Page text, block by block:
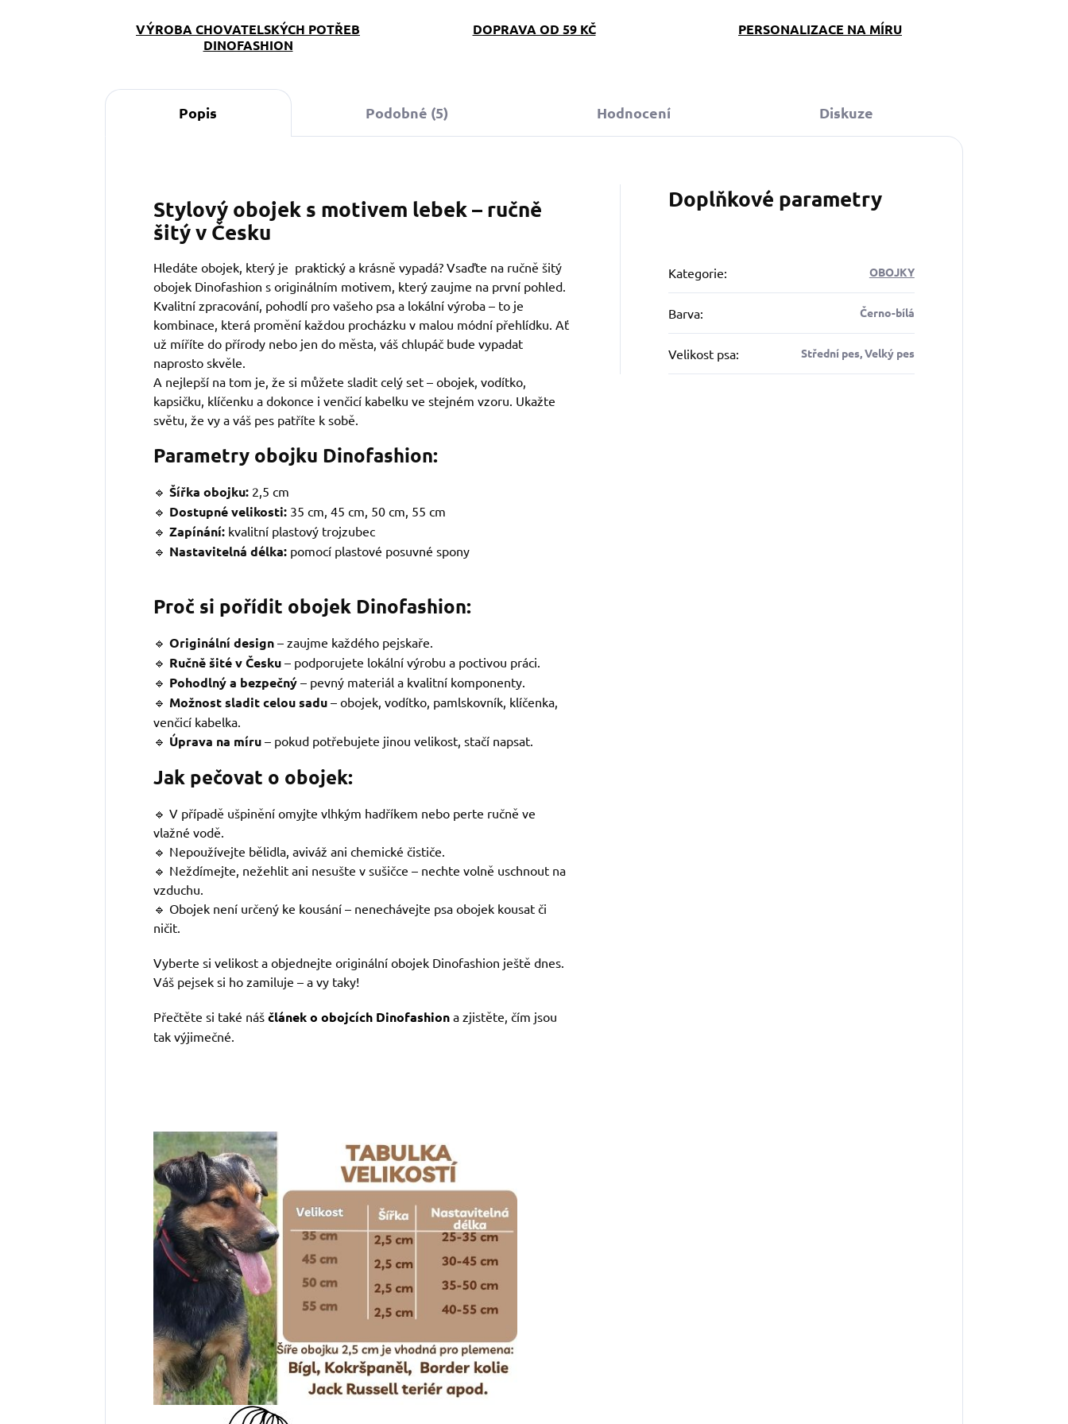
VÝROBA CHOVATELSKÝCH POTŘEB
DINOFASHION
DOPRAVA OD 59 KČ PERSONALIZACE NA MÍRU
Popis Podobné (5) Hodnocení Diskuze
Stylový obojek s motivem lebek – ručně
šitý v Česku
Hledáte obojek, který je praktický a krásně vypadá? Vsaďte na ručně šitý
obojek Dinofashion s originálním motivem, který zaujme na první pohled.
Kvalitní zpracování, pohodlí pro vašeho psa a lokální výroba – to je
kombinace, která promění každou procházku v malou módní přehlídku. Ať
už míříte do přírody nebo jen do města, váš chlupáč bude vypadat
naprosto skvěle.
A nejlepší na tom je, že si můžete sladit celý set – obojek, vodítko,
kapsičku, klíčenku a dokonce i venčicí kabelku ve stejném vzoru. Ukažte
světu, že vy a váš pes patříte k sobě.
Parametry obojku Dinofashion:
🔹 Šířka obojku: 2,5 cm
🔹 Dostupné velikosti: 35 cm, 45 cm, 50 cm, 55 cm
🔹 Zapínání: kvalitní plastový trojzubec
🔹 Nastavitelná délka: pomocí plastové posuvné spony
Proč si pořídit obojek Dinofashion:
🔹 Originální design – zaujme každého pejskaře.
🔹 Ručně šité v Česku – podporujete lokální výrobu a poctivou práci.
🔹 Pohodlný a bezpečný – pevný materiál a kvalitní komponenty.
🔹 Možnost sladit celou sadu – obojek, vodítko, pamlskovník, klíčenka,
venčicí kabelka.
🔹 Úprava na míru – pokud potřebujete jinou velikost, stačí napsat.
Jak pečovat o obojek:
🔹 V případě ušpinění omyjte vlhkým hadříkem nebo perte ručně ve
vlažné vodě.
🔹 Nepoužívejte bělidla, aviváž ani chemické čističe.
🔹 Neždímejte, nežehlit ani nesušte v sušičce – nechte volně uschnout na
vzduchu.
🔹 Obojek není určený ke kousání – nenechávejte psa obojek kousat či
ničit.
Vyberte si velikost a objednejte originální obojek Dinofashion ještě dnes.
Váš pejsek si ho zamiluje – a vy taky!
Přečtěte si také náš článek o obojcích Dinofashion a zjistěte, čím jsou
tak výjimečné.
Doplňkové parametry
Kategorie: OBOJKY
Barva: Černo-bílá
Velikost psa: Střední pes, Velký pes